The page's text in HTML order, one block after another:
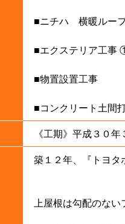
■ニチハ 横暖ルー
■エクステリア工事
■物置設置工事
■コンクリート土間
《工期》平成３０
築１２年、『トヨタ
上屋根は勾配のない